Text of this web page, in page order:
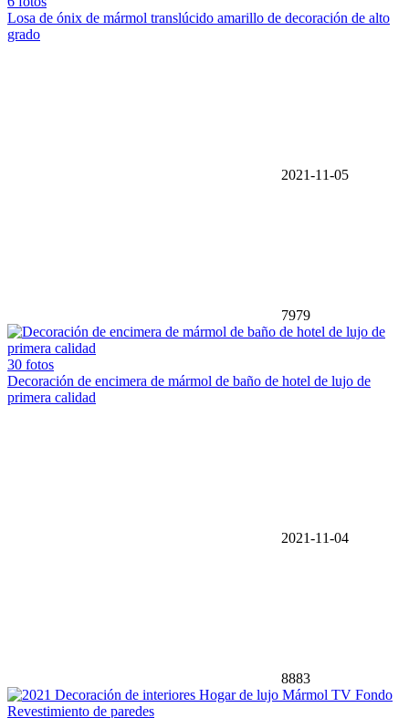
Losa de ónix de mármol translúcido amarillo de decoración de alto
grado
2021-11-05
7979
30 fotos
Decoración de encimera de mármol de baño de hotel de lujo de
primera calidad
2021-11-04
8883